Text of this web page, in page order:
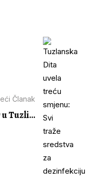
Članak
u Tuzli...